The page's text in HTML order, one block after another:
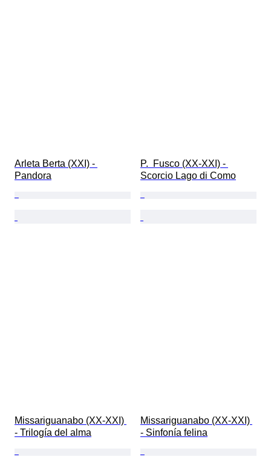
Arleta Berta (XXI) -
Pandora
P.  Fusco (XX-XXI) -
Scorcio Lago di Como
Missariguanabo (XX-XXI)
- Trilogía del alma
Missariguanabo (XX-XXI)
- Sinfonía felina